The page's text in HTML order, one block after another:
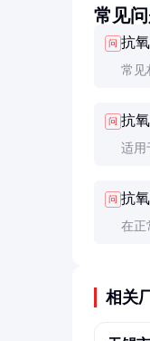
常见
问 抗
常见
达
问 抗
适用
能下
问 抗
在正
相关